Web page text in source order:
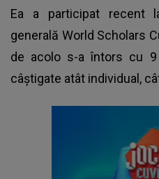
Ea a participat recent
generală World Scholars
de acolo s-a întors cu
câștigate atât individual,